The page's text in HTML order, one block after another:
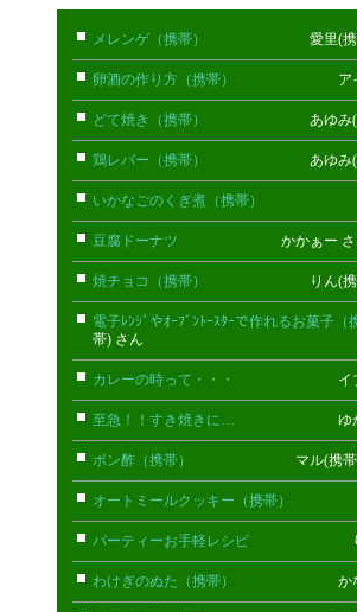
メレンゲ（携帯） 愛里(携帯)
卵酒の作り方（携帯） アイタ(
どて焼き（携帯） あゆみ(携
鶏レバー（携帯） あゆみ(携
いかなごのくぎ煮（携帯）
豆腐ドーナツ かかぁー さ
焼チョコ（携帯） りん(携帯)
電子ﾚﾝｼﾞやｵｰﾌﾞﾝﾄｰｽﾀｰで作れるお菓子（
帯) さん
カレーの時って・・・ イブぽ
至急！！すき焼きに… ゆか
ポン酢（携帯） マル(携帯)
オートミールクッキー（携帯）
パーティーお手軽レシピ りん
わけぎのぬた（携帯） かなみん